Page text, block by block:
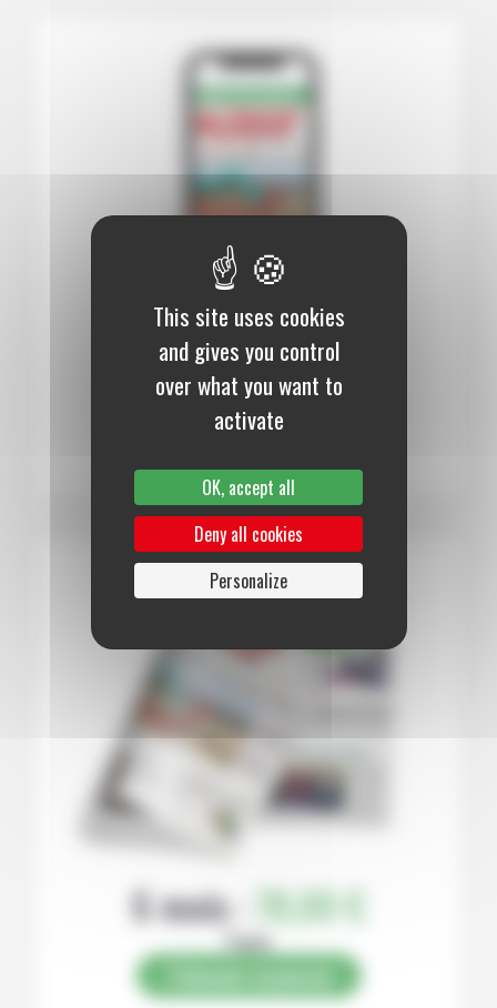
12 mois :99,00 €
Numérique
S’abonner au journal
6 mois : 78,00 €
Papier
This site uses cookies
and gives you control
over what you want to
activate
OK, accept all
Deny all cookies
Personalize